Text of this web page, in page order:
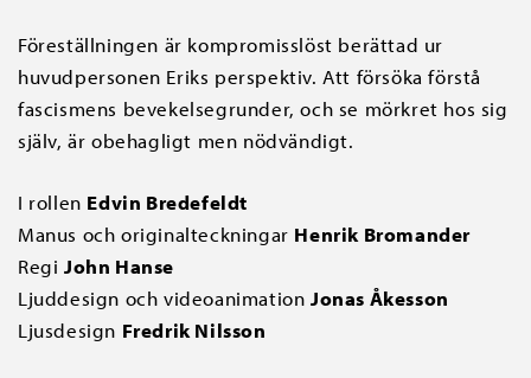
Föreställningen är kompromisslöst berättad ur
huvudpersonen Eriks perspektiv. Att försöka förstå
fascismens bevekelsegrunder, och se mörkret hos sig
själv, är obehagligt men nödvändigt.
I rollen Edvin Bredefeldt
Manus och originalteckningar Henrik Bromander
Regi John Hanse
Ljuddesign och videoanimation Jonas Åkesson
Ljusdesign Fredrik Nilsson